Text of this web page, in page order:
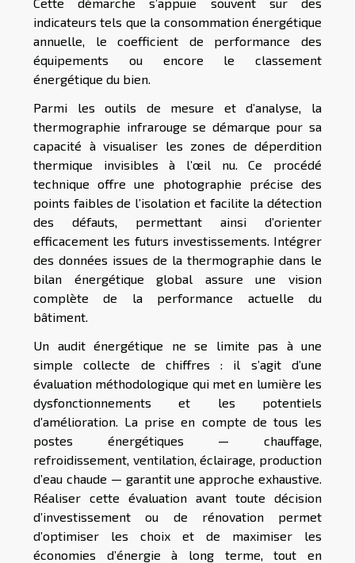
indicateurs tels que la consommation énergétique
annuelle, le coefficient de performance des
équipements ou encore le classement
énergétique du bien.
Parmi les outils de mesure et d’analyse, la
thermographie infrarouge se démarque pour sa
capacité à visualiser les zones de déperdition
thermique invisibles à l’œil nu. Ce procédé
technique offre une photographie précise des
points faibles de l’isolation et facilite la détection
des défauts, permettant ainsi d’orienter
efficacement les futurs investissements. Intégrer
des données issues de la thermographie dans le
bilan énergétique global assure une vision
complète de la performance actuelle du
bâtiment.
Un audit énergétique ne se limite pas à une
simple collecte de chiffres : il s’agit d’une
évaluation méthodologique qui met en lumière les
dysfonctionnements et les potentiels
d’amélioration. La prise en compte de tous les
postes énergétiques — chauffage,
refroidissement, ventilation, éclairage, production
d’eau chaude — garantit une approche exhaustive.
Réaliser cette évaluation avant toute décision
d’investissement ou de rénovation permet
d’optimiser les choix et de maximiser les
économies d’énergie à long terme, tout en